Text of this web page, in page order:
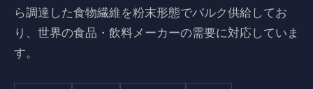
ら調達した食物繊維を粉末形態でバルク供給してお
り、世界の食品・飲料メーカーの需要に対応していま
す。